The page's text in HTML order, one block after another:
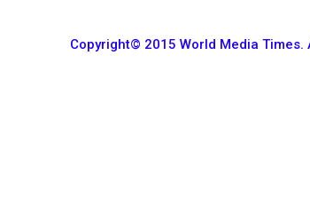
Copyright© 2015 World Media Times.